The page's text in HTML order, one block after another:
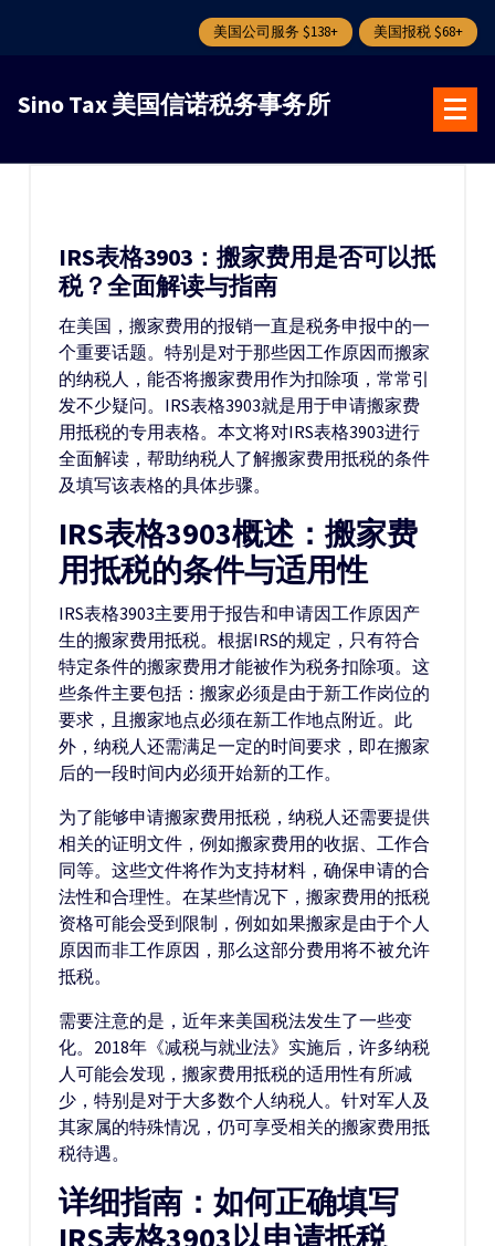
美国公司服务 $138+ 美国报税 $68+
Sino Tax 美国信诺税务事务所
IRS表格3903：搬家费用是否可以抵
税？全面解读与指南
在美国，搬家费用的报销一直是税务申报中的一
个重要话题。特别是对于那些因工作原因而搬家
的纳税人，能否将搬家费用作为扣除项，常常引
发不少疑问。IRS表格3903就是用于申请搬家费
用抵税的专用表格。本文将对IRS表格3903进行
全面解读，帮助纳税人了解搬家费用抵税的条件
及填写该表格的具体步骤。
IRS表格3903概述：搬家费
用抵税的条件与适用性
IRS表格3903主要用于报告和申请因工作原因产
生的搬家费用抵税。根据IRS的规定，只有符合
特定条件的搬家费用才能被作为税务扣除项。这
些条件主要包括：搬家必须是由于新工作岗位的
要求，且搬家地点必须在新工作地点附近。此
外，纳税人还需满足一定的时间要求，即在搬家
后的一段时间内必须开始新的工作。
为了能够申请搬家费用抵税，纳税人还需要提供
相关的证明文件，例如搬家费用的收据、工作合
同等。这些文件将作为支持材料，确保申请的合
法性和合理性。在某些情况下，搬家费用的抵税
资格可能会受到限制，例如如果搬家是由于个人
原因而非工作原因，那么这部分费用将不被允许
抵税。
需要注意的是，近年来美国税法发生了一些变
化。2018年《减税与就业法》实施后，许多纳税
人可能会发现，搬家费用抵税的适用性有所减
少，特别是对于大多数个人纳税人。针对军人及
其家属的特殊情况，仍可享受相关的搬家费用抵
税待遇。
详细指南：如何正确填写